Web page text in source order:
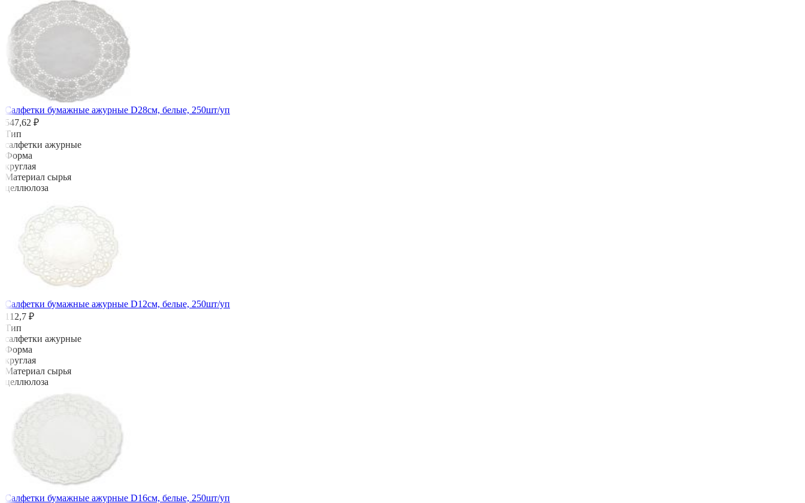
Салфетки бумажные ажурные D28см, белые, 250шт/уп
547,62 ₽
Тип
салфетки ажурные
Форма
круглая
Материал сырья
целлюлоза
Салфетки бумажные ажурные D12см, белые, 250шт/уп
112,7 ₽
Тип
салфетки ажурные
Форма
круглая
Материал сырья
целлюлоза
Салфетки бумажные ажурные D16см, белые, 250шт/уп